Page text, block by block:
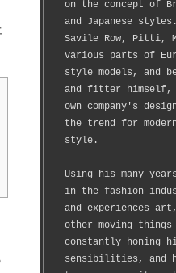
on the concept of
and Japanese
Savile Row, Pitti,
various parts of
style models, and
and fitter himself,
own company's
the trend for modern
style.
Using his many
in the fashion
and experiences
other moving
constantly honing
sensibilities, and